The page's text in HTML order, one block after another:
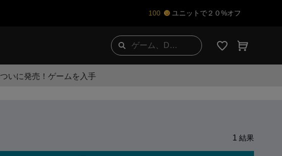
100 ユニットで２０%オフ
いに発売！ゲームを入手
1 結果